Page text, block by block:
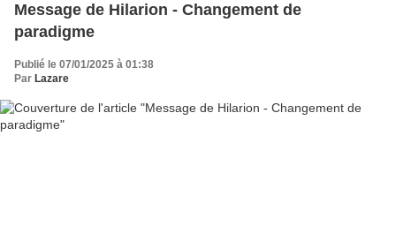
Message de Hilarion - Changement de
paradigme
Publié le 07/01/2025 à 01:38
Par Lazare